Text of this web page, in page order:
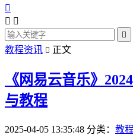

 

教程资讯  正文
《网易云音乐》
与教程
2025-04-05 13:35:48 分类： 教